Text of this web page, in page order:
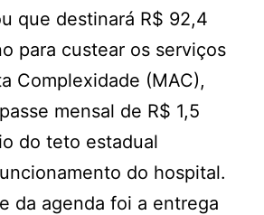
que destinará R$ 92,4
para custear os serviços
Complexidade (MAC),
mensal de R$ 1,5
do teto estadual
do hospital.
da agenda foi a entrega